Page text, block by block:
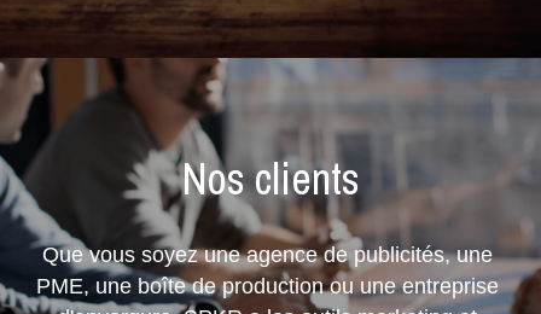
Nos clients
Que vous soyez une agence de publicités, une
PME, une boîte de production ou une entreprise